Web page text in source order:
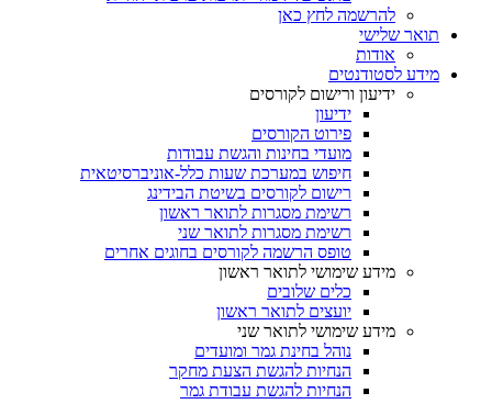
להרשמה לחץ כאן
תואר שלישי
אודות
מידע לסטודנטים
ידיעון ורישום לקורסים
ידיעון
פירוט הקורסים
מועדי בחינות והגשת עבודות
חיפוש במערכת שעות כלל-אוניברסיטאית
רישום לקורסים בשיטת הבידינג
רשימת מסגרות לתואר ראשון
רשימת מסגרות לתואר שני
טופס הרשמה לקורסים בחוגים אחרים
מידע שימושי לתואר ראשון
כלים שלובים
יועצים לתואר ראשון
מידע שימושי לתואר שני
נוהל בחינת גמר ומועדים
הנחיות להגשת הצעת מחקר
הנחיות להגשת עבודת גמר